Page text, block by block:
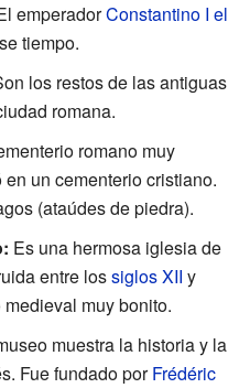
emperadorConstantino I el
tiempo.
los restos de las antiguas
romana.
romano muy
un cementerio cristiano.
(ataúdes de piedra).
Es una hermosa iglesia de
entre lossiglos XII y
muy bonito.
muestra la historia y la
Fue fundado porFrédéric